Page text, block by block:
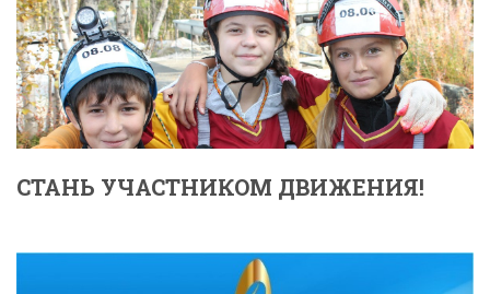
СТАНЬ УЧАСТНИКОМ ДВИЖЕНИЯ!